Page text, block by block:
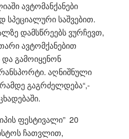
ავტომანქანები
სპეციალური საშვებით.
დამსწრეებს ვურჩევთ,
ავტომქანებით
გამოიყენონ
აღნიშნული
გაგრძელდება“,-
ფესტივალი” 20
ჩათვლით,